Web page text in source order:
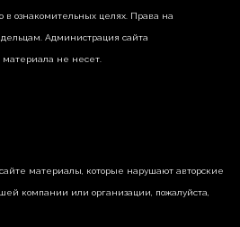
в ознакомительных целях. Права на
Администрация сайта
материала не несет.
материалы, которые нарушают авторские
компании или организации, пожалуйста,